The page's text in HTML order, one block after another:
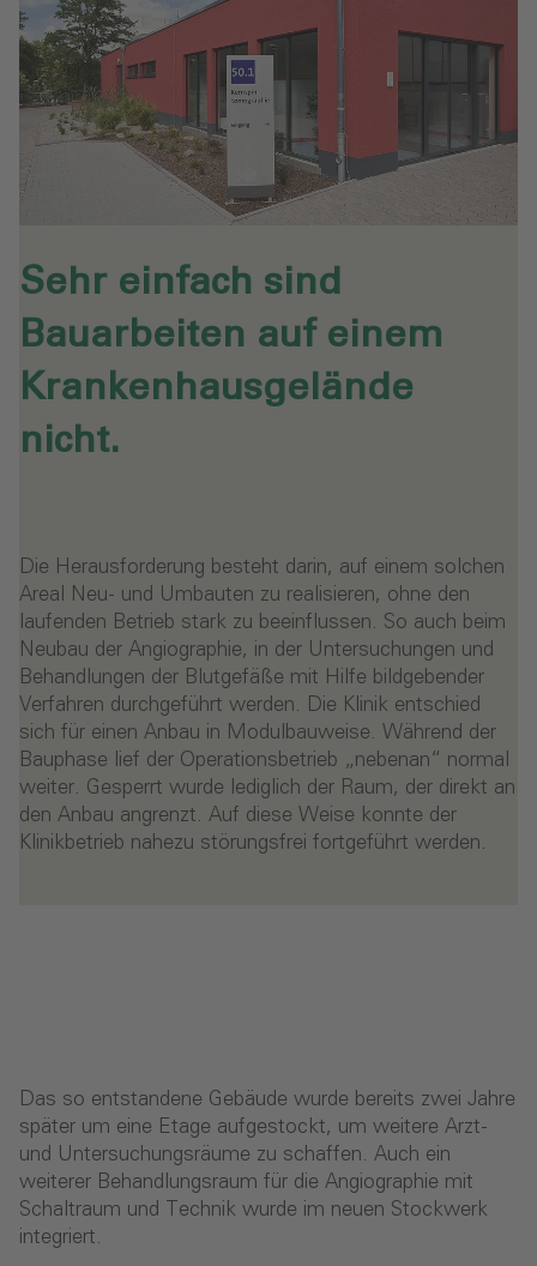
Sehr einfach sind
Bauarbeiten auf einem
Krankenhausgelände
nicht.
Die Herausforderung besteht darin, auf einem solchen
Areal Neu- und Umbauten zu realisieren, ohne den
laufenden Betrieb stark zu beeinflussen. So auch beim
Neubau der Angiographie, in der Untersuchungen und
Behandlungen der Blutgefäße mit Hilfe bildgebender
Verfahren durchgeführt werden. Die Klinik entschied
sich für einen Anbau in Modulbauweise. Während der
Bauphase lief der Operationsbetrieb „nebenan“ normal
weiter. Gesperrt wurde lediglich der Raum, der direkt an
den Anbau angrenzt. Auf diese Weise konnte der
Klinikbetrieb nahezu störungsfrei fortgeführt werden.
Das so entstandene Gebäude wurde bereits zwei Jahre
später um eine Etage aufgestockt, um weitere Arzt-
und Untersuchungsräume zu schaffen. Auch ein
weiterer Behandlungsraum für die Angiographie mit
Schaltraum und Technik wurde im neuen Stockwerk
integriert.